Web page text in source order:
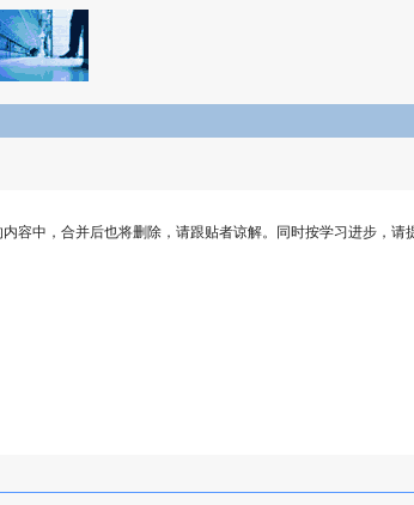
容中，合并后也将删除，请跟贴者谅解。同时按学习进步，请